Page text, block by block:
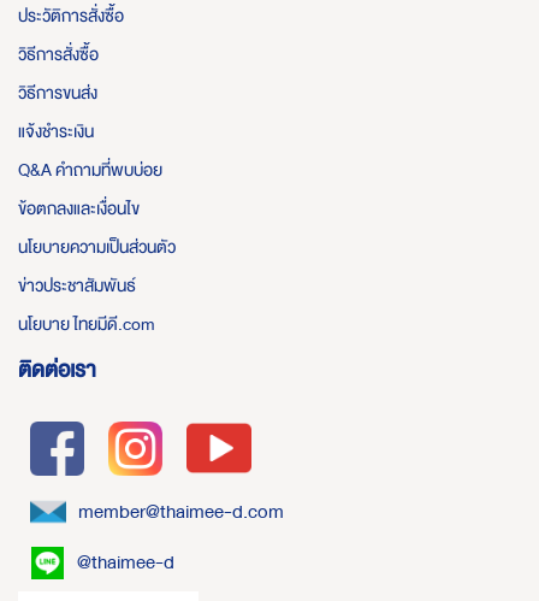
ประวัติการสั่งซื้อ
วิธีการสั่งซื้อ
วิธีการขนส่ง
แจ้งชำระเงิน
Q&A คำถามที่พบบ่อย
ข้อตกลงและเงื่อนไข
นโยบายความเป็นส่วนตัว
ข่าวประชาสัมพันธ์
นโยบาย ไทยมีดี.com
ติดต่อเรา
member@thaimee-d.com
@thaimee-d